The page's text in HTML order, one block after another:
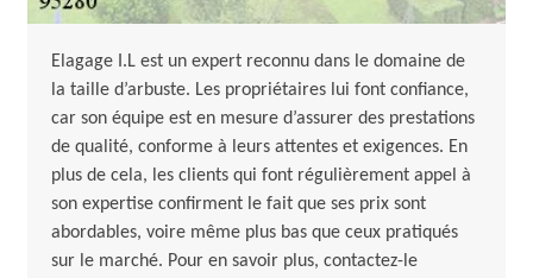
Elagage I.L est un expert reconnu dans le domaine de
la taille d’arbuste. Les propriétaires lui font confiance,
car son équipe est en mesure d’assurer des prestations
de qualité, conforme à leurs attentes et exigences. En
plus de cela, les clients qui font régulièrement appel à
son expertise confirment le fait que ses prix sont
abordables, voire même plus bas que ceux pratiqués
sur le marché. Pour en savoir plus, contactez-le